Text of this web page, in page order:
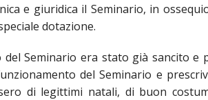
ECUMENISMO E
EVANGELIZZAZIONE
e giuridica il Seminario, in
dotazione.
del Seminario era stato già sancito
del Seminario e
di legittimi natali, di buon